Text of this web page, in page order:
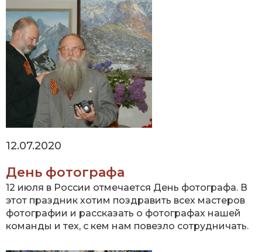
12.07.2020
День фотографа
12 июля в России отмечается День фотографа. В
этот праздник хотим поздравить всех мастеров
фотографии и рассказать о фотографах нашей
команды и тех, с кем нам повезло сотрудничать.